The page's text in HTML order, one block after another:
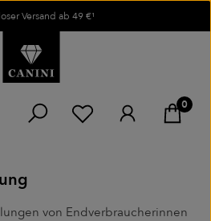
Versand ab 49 €¹
Du hast 0 0
von Endverbraucherinnen